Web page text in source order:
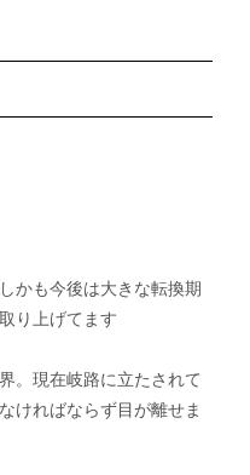
かも今後は大きな転換期
り上げてます
。現在岐路に立たされて
ければならず目が離せま